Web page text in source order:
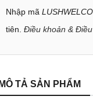
Nhập mã
tiên. Điều khoản &
MÔ TẢ SẢN PHẨM